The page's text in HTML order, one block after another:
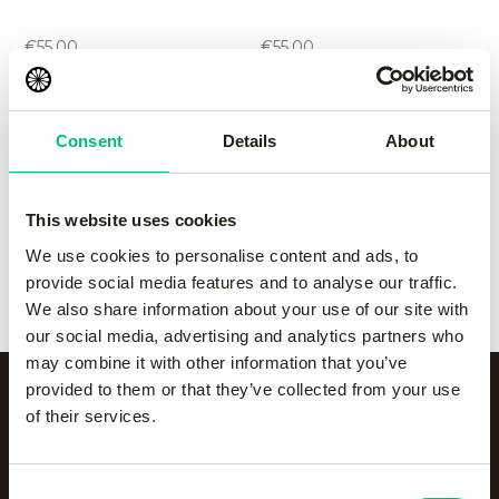
Consent Details About
This website uses cookies
We use cookies to personalise content and ads, to
provide social media features and to analyse our traffic.
We also share information about your use of our site with
our social media, advertising and analytics partners who
may combine it with other information that you’ve
provided to them or that they’ve collected from your use
of their services.
€55.00
€55.00
Kadiri women pant
black
65.00
Kadiri women pant
Grey
€65.00
€65.00
white
€65.00
Alle categorieën op een